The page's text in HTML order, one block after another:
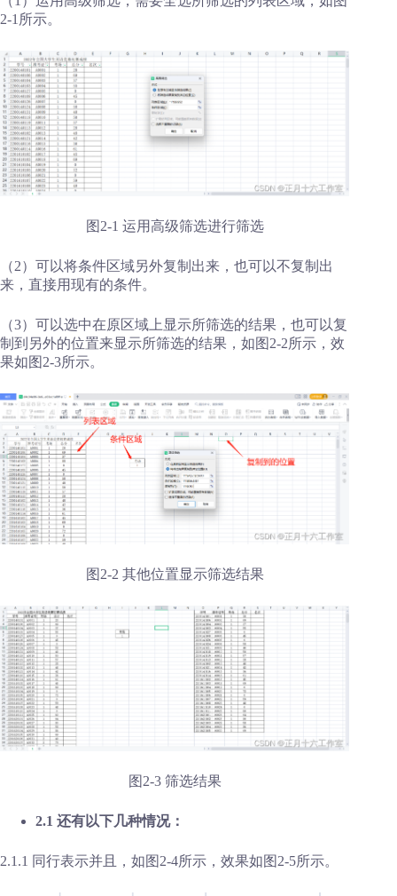
2-1所示。
图2-1 运用高级筛选进行筛选
（2）可以将条件区域另外复制出来，也可以不复制出
来，直接用现有的条件。
（3）可以选中在原区域上显示所筛选的结果，也可以复
制到另外的位置来显示所筛选的结果，如图2-2所示，效
果如图2-3所示。
图2-2 其他位置显示筛选结果
图2-3 筛选结果
2.1 还有以下几种情况：
2.1.1 同行表示并且，如图2-4所示，效果如图2-5所示。